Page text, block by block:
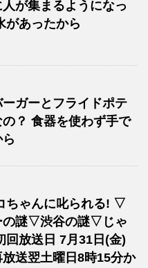
が集まるようになっ
があったから
ガーとフライドポテ
の？ 食器を使わず手で
ちゃんに叱られる! ▽
の謎▽渋谷の謎▽じゃ
回放送日 7月31日(金)
送翌土曜日8時15分か